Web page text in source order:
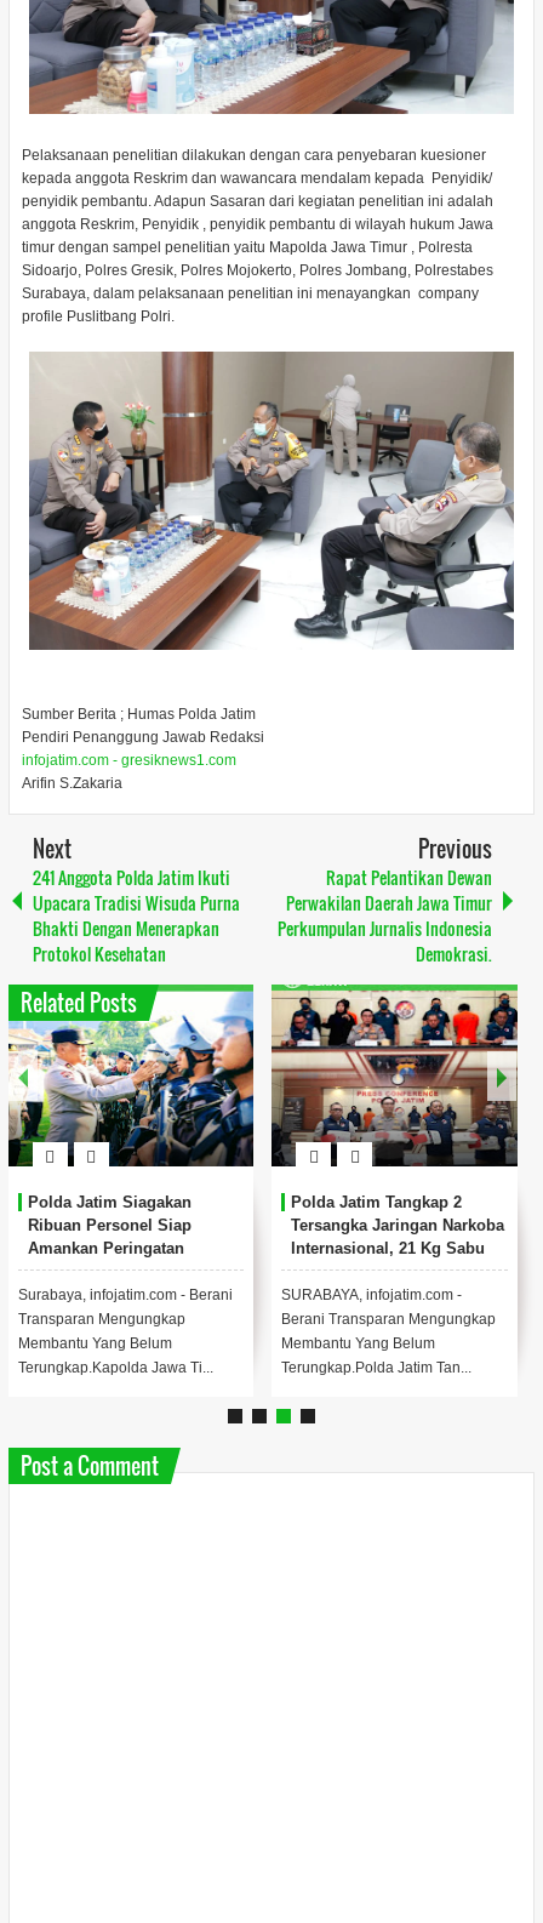
Pelaksanaan penelitian dilakukan dengan cara penyebaran kuesioner
kepada anggota Reskrim dan wawancara mendalam kepada Penyidik/
penyidik pembantu. Adapun Sasaran dari kegiatan penelitian ini adalah
anggota Reskrim, Penyidik , penyidik pembantu di wilayah hukum Jawa
timur dengan sampel penelitian yaitu Mapolda Jawa Timur , Polresta
Sidoarjo, Polres Gresik, Polres Mojokerto, Polres Jombang, Polrestabes
Surabaya, dalam pelaksanaan penelitian ini menayangkan company
profile Puslitbang Polri.
Sumber Berita ; Humas Polda Jatim
Pendiri Penanggung Jawab Redaksi
infojatim.com - gresiknews1.com
Arifin S.Zakaria
Next
241 Anggota Polda Jatim Ikuti
Upacara Tradisi Wisuda Purna
Bhakti Dengan Menerapkan
Protokol Kesehatan
Previous
Rapat Pelantikan Dewan
Perwakilan Daerah Jawa Timur
Perkumpulan Jurnalis Indonesia
Demokrasi.
Related Posts
Polda Jatim Siagakan
Ribuan Personel Siap
Amankan Peringatan
MayDay 2025 Di Surabaya
Surabaya, infojatim.com - Berani
Transparan Mengungkap
Membantu Yang Belum
Terungkap.Kapolda Jawa Ti...
Polda Jatim Tangkap 2
Tersangka Jaringan Narkoba
Internasional, 21 Kg Sabu
Berhasil Disita.
SURABAYA, infojatim.com -
Berani Transparan Mengungkap
Membantu Yang Belum
Terungkap.Polda Jatim Tan...
Post a Comment